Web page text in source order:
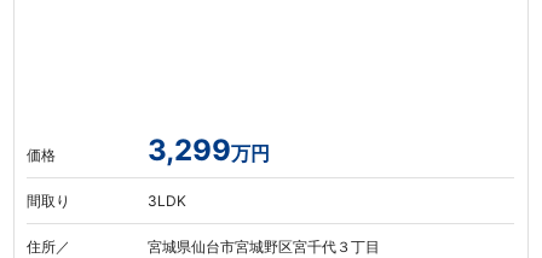
価格 3,299万円
間取り 3LDK
住所／
宮城県仙台市宮城野区宮千代３丁目